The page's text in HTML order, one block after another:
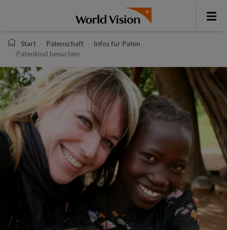
Toggle
Start
Patenschaft
Infos für Paten
Patenkind besuchen